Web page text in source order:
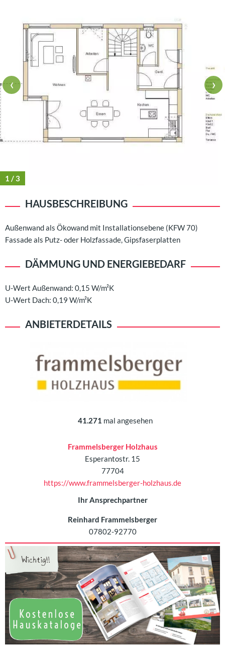
1 / 3
‹ ›
HAUSBESCHREIBUNG
Außenwand als Ökowand mit Installationsebene (KFW 70)
Fassade als Putz- oder Holzfassade, Gipsfaserplatten
DÄMMUNG UND ENERGIEBEDARF
U-Wert Außenwand: 0,15 W/m²K
U-Wert Dach: 0,19 W/m²K
ANBIETERDETAILS
41.271 mal angesehen
Frammelsberger Holzhaus
Esperantostr. 15
77704
https://www.frammelsberger-holzhaus.de
Ihr Ansprechpartner
Reinhard Frammelsberger
07802-92770